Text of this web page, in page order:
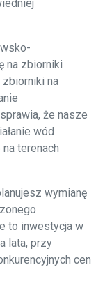
na zbiorniki
na
że nasze
wód
terenach
wymianę
to inwestycja w
lata, przy
cen